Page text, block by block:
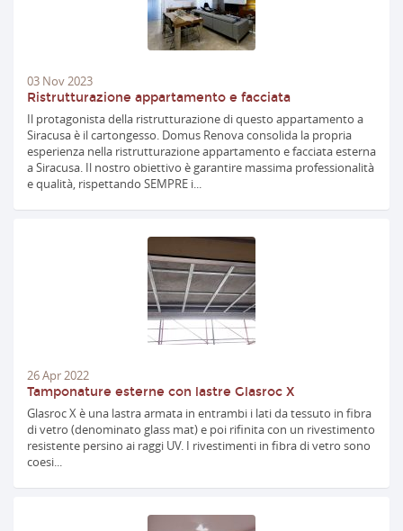
03 Nov 2023
Ristrutturazione appartamento e facciata
Il protagonista della ristrutturazione di questo appartamento a
Siracusa è il cartongesso. Domus Renova consolida la propria
esperienza nella ristrutturazione appartamento e facciata esterna
a Siracusa. Il nostro obiettivo è garantire massima professionalità
e qualità, rispettando SEMPRE i...
26Apr 2022
Tamponature esterne con lastre Glasroc X
Glasroc X è una lastra armata in entrambi i lati da tessuto in fibra
di vetro (denominato glass mat) e poi rifinita con un rivestimento
resistente persino ai raggi UV. I rivestimenti in fibra di vetro sono
coesi...